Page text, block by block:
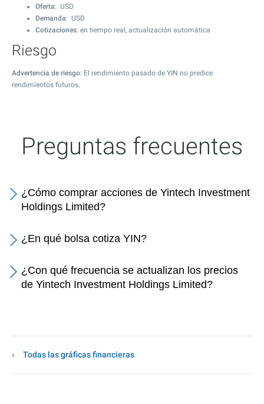
Oferta: USD
Demanda: USD
Cotizaciones: en tiempo real, actualización automática
Riesgo
Advertencia de riesgo: El rendimiento pasado de YIN no predice
rendimientos futuros.
Preguntas frecuentes
¿Cómo comprar acciones de Yintech Investment
Holdings Limited?
¿En qué bolsa cotiza YIN?
¿Con qué frecuencia se actualizan los precios
de Yintech Investment Holdings Limited?
Todas las gráficas financieras